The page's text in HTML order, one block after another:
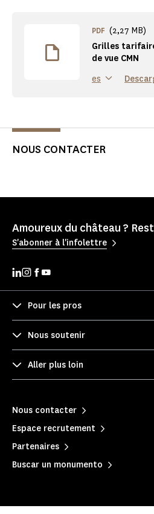
Grilles
de vue CMN
PDF (2,27 MB)
es
NOUS CONTACTER
Amoureux du château ?
S'abonner à l'infolettre
Pour les pros
Nous soutenir
Aller plus loin
Nous contacter
Espace recrutement
Partenaires
Buscar un monumento